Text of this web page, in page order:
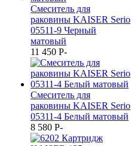
Смеситель для
раковины KAISER Serio
05511-9 Черный
матовый
11 450 P-
Смеситель для
раковины KAISER Serio
05311-4 Белый матовый
8 580 P-